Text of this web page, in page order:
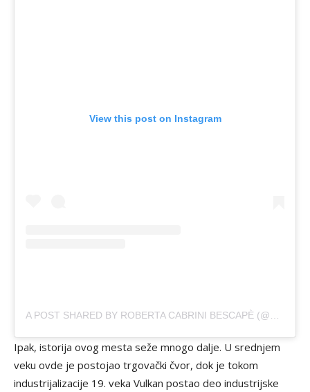
View this post on Instagram
A POST SHARED BY ROBERTA CABRINI BESCAPÈ (@ROBERTA.CABRINI)
Ipak, istorija ovog mesta seže mnogo dalje. U srednjem
veku ovde je postojao trgovački čvor, dok je tokom
industrijalizacije 19. veka Vulkan postao deo industrijske